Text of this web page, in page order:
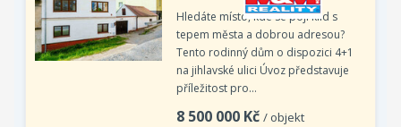
Hledáte místo, kde se pojí klid s
tepem města a dobrou adresou?
Tento rodinný dům o dispozici 4+1
na jihlavské ulici Úvoz představuje
příležitost pro…
8 500 000 Kč / objekt